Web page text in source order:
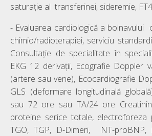
saturație al transferinei, sideremie,
- Evaluarea cardiologică a bolnavului
chimio/radioterapiei, serviciu
Consultație de specialitate în
EKG 12 derivații, Ecografie Doppler
(artere sau vene), Ecocardiografie
GLS (deformare longitudinală
sau 72 ore sau TA/24 ore
proteine serice totale, electroforeza
TGO, TGP, D-Dimeri, NT-proBNP,